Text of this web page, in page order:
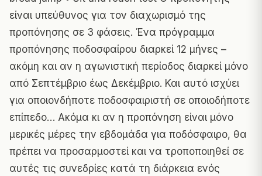
είναι υπεύθυνος για τον διαχωρισμό της
προπόνησης σε 3 φάσεις. Ένα πρόγραμμα
προπόνησης ποδοσφαίρου διαρκεί 12 μήνες –
ακόμη και αν η αγωνιστική περίοδος διαρκεί μόνο
από Σεπτέμβριο έως Δεκέμβριο. Και αυτό ισχύει
για οποιονδήποτε ποδοσφαιριστή σε οποιοδήποτε
επίπεδο… Ακόμα κι αν η προπόνηση είναι μόνο
μερικές μέρες την εβδομάδα για ποδόσφαιρο, θα
πρέπει να προσαρμοστεί και να τροποποιηθεί σε
αυτές τις συνεδρίες κατά τη διάρκεια ενός